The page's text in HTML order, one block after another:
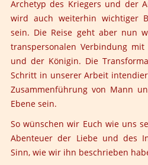
Archetyp des Kriegers und der
wird auch weiterhin wichtiger
sein. Die Reise geht aber nun
transpersonalen Verbindung
und der Königin. Die
Schritt in unserer Arbeit
Zusammenführung von Mann
Ebene sein.
So wünschen wir Euch wie uns
Abenteuer der Liebe und des
Sinn, wie wir ihn beschrieben